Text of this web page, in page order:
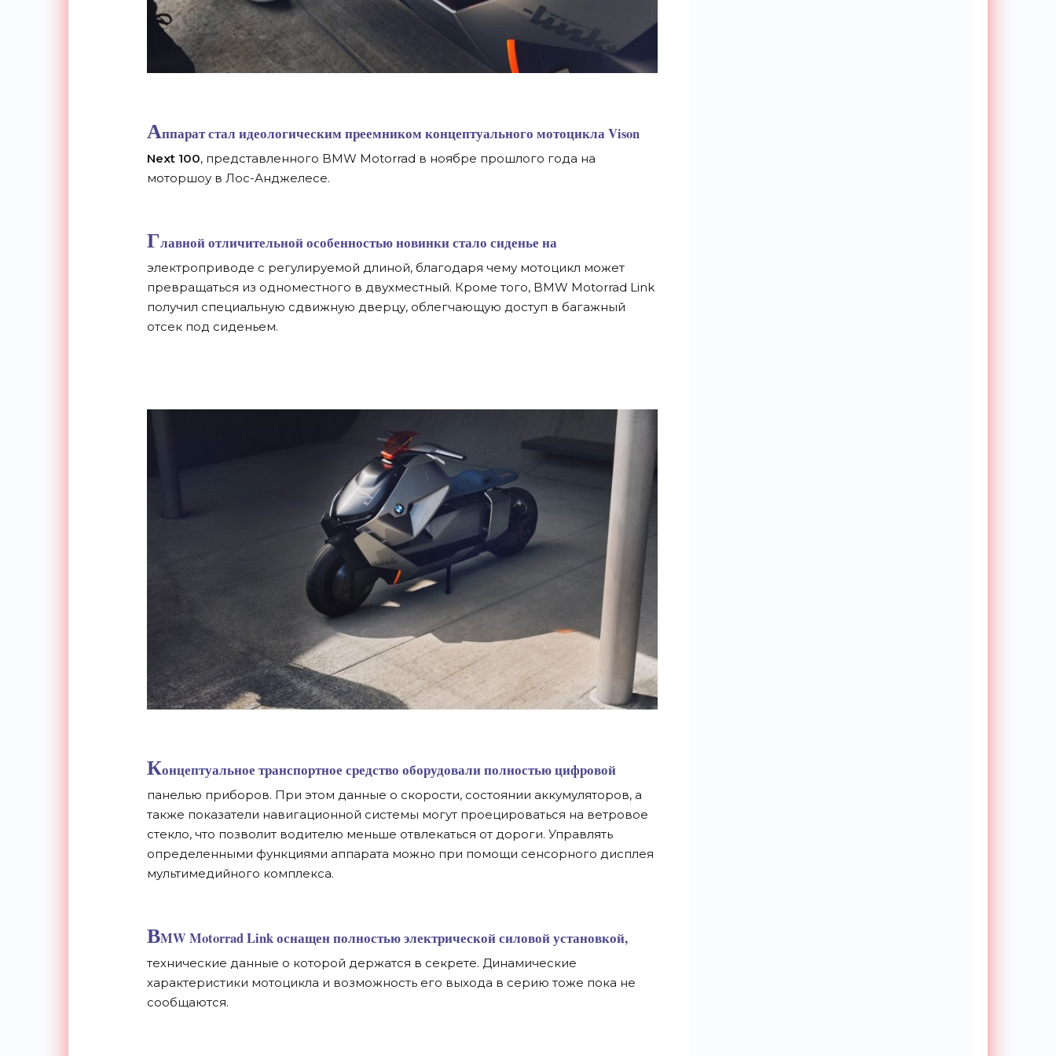
Аппарат стал идеологическим преемником концептуального мотоциклаVison
Next 100, представленного BMW Motorrad в ноябре прошлого года на
моторшоу в Лос-Анджелесе.
Главной отличительной особенностью новинки стало сиденье на
электроприводе с регулируемой длиной, благодаря чему мотоцикл может
превращаться из одноместного в двухместный. Кроме того, BMW Motorrad Link
получил специальную сдвижную дверцу, облегчающую доступ в багажный
отсек под сиденьем.
Концептуальное транспортное средство оборудовали полностью цифровой
панелью приборов. При этом данные о скорости, состоянии аккумуляторов, а
также показатели навигационной системы могут проецироваться на ветровое
стекло, что позволит водителю меньше отвлекаться от дороги. Управлять
определенными функциями аппарата можно при помощи сенсорного дисплея
мультимедийного комплекса.
BMW Motorrad Link оснащен полностью электрической силовой установкой,
технические данные о которой держатся в секрете. Динамические
характеристики мотоцикла и возможность его выхода в серию тоже пока не
сообщаются.